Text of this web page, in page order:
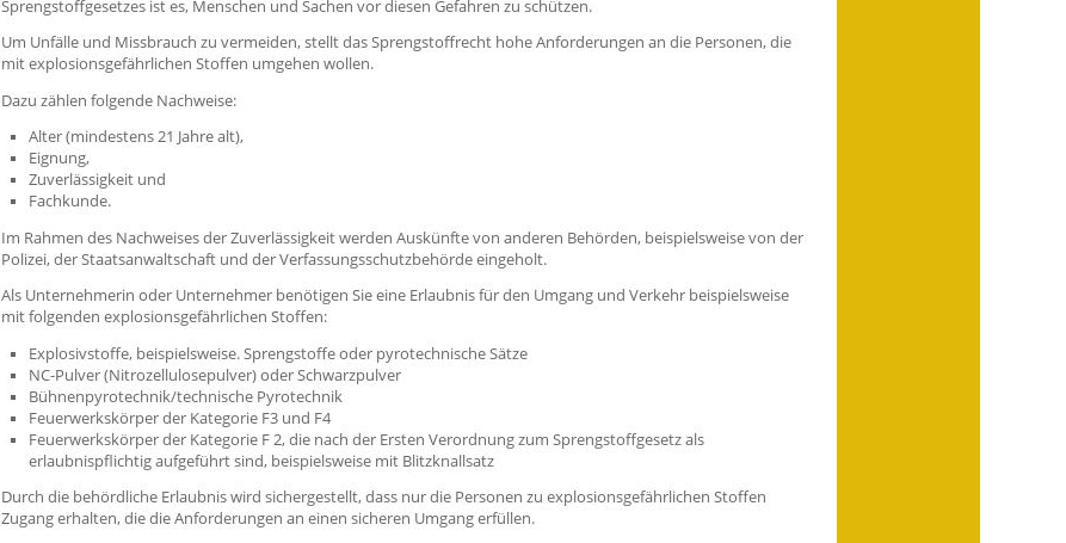
Sprengstoffgesetzes ist es, Menschen und Sachen vor diesen Gefahren zu schützen.
Um Unfälle und Missbrauch zu vermeiden, stellt das Sprengstoffrecht hohe Anforderungen an die Personen, die
mit explosionsgefährlichen Stoffen umgehen wollen.
Dazu zählen folgende Nachweise:
Alter (mindestens 21 Jahre alt),
Eignung,
Zuverlässigkeit und
Fachkunde.
Im Rahmen des Nachweises der Zuverlässigkeit werden Auskünfte von anderen Behörden, beispielsweise von der
Polizei, der Staatsanwaltschaft und der Verfassungsschutzbehörde eingeholt.
Als Unternehmerin oder Unternehmer benötigen Sie eine Erlaubnis für den Umgang und Verkehr beispielsweise
mit folgenden explosionsgefährlichen Stoffen:
Explosivstoffe, beispielsweise. Sprengstoffe oder pyrotechnische Sätze
NC-Pulver (Nitrozellulosepulver) oder Schwarzpulver
Bühnenpyrotechnik/technische Pyrotechnik
Feuerwerkskörper der Kategorie F3 und F4
Feuerwerkskörper der Kategorie F 2, die nach der Ersten Verordnung zum Sprengstoffgesetz als
erlaubnispflichtig aufgeführt sind, beispielsweise mit Blitzknallsatz
Durch die behördliche Erlaubnis wird sichergestellt, dass nur die Personen zu explosionsgefährlichen Stoffen
Zugang erhalten, die die Anforderungen an einen sicheren Umgang erfüllen.